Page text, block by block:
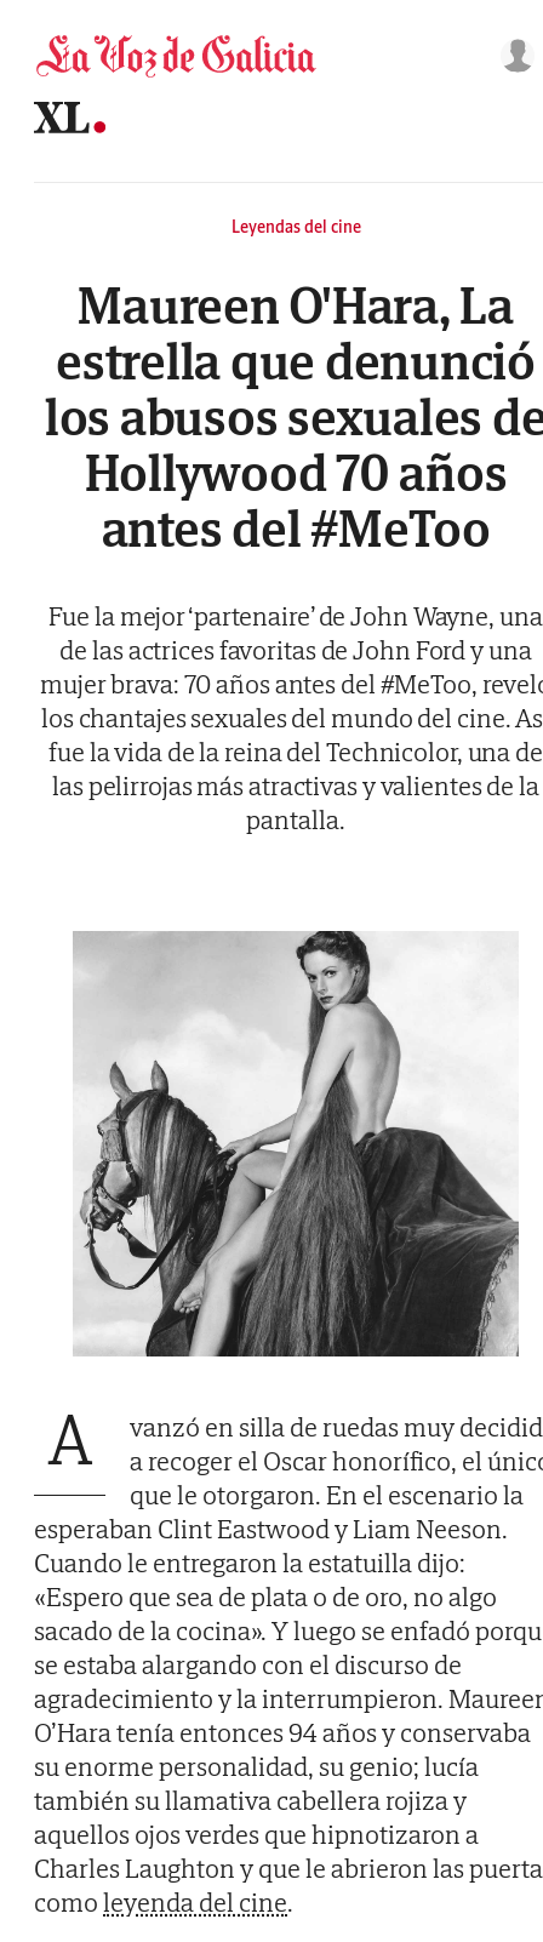
Leyendas del cine
Maureen O'Hara, La
estrella que denunció
los abusos sexuales
Hollywood 70 años
antes del #MeToo
Fue la mejor ‘partenaire’ de John Wayne, una
de las actrices favoritas de John Ford y una
mujer brava: 70 años antes del #MeToo,
los chantajes sexuales del mundo del cine.
fue la vida de la reina del Technicolor, una de
las pelirrojas más atractivas y valientes de la
pantalla.
A
vanzó en silla de ruedas muy
a recoger el Oscar honorífico, el
que le otorgaron. En el escenario la
esperaban Clint Eastwood y Liam Neeson.
Cuando le entregaron la estatuilla dijo:
«Espero que sea de plata o de oro, no algo
sacado de la cocina». Y luego se enfadó
se estaba alargando con el discurso de
agradecimiento y la interrumpieron.
O’Hara tenía entonces 94 años y conservaba
su enorme personalidad, su genio; lucía
también su llamativa cabellera rojiza y
aquellos ojos verdes que hipnotizaron a
Charles Laughton y que le abrieron las
comoleyenda del cine.